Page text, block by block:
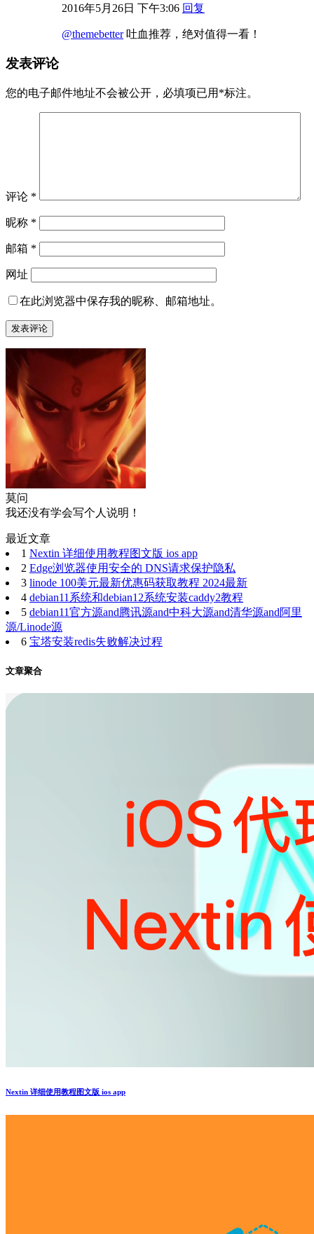
2016年5月26日 下午3:06 回复
@themebetter吐血推荐，绝对值得一看！
发表评论
您的电子邮件地址不会被公开， 必填项已用 *标注。
评论 *
昵称 *
邮箱 *
网址
在此浏览器中保存我的昵称、邮箱地址。
莫问
我还没有学会写个人说明！
最近文章
1 Nextin 详细使用教程图文版 ios app
2 Edge浏览器使用安全的 DNS请求保护隐私
3 linode 100美元最新优惠码获取教程 2024最新
4 debian11系统和debian12系统安装caddy2教程
5 debian11官方源and腾讯源and中科大源and清华源and阿里
源/Linode源
6 宝塔安装redis失败解决过程
文章聚合
Nextin 详细使用教程图文版 ios app